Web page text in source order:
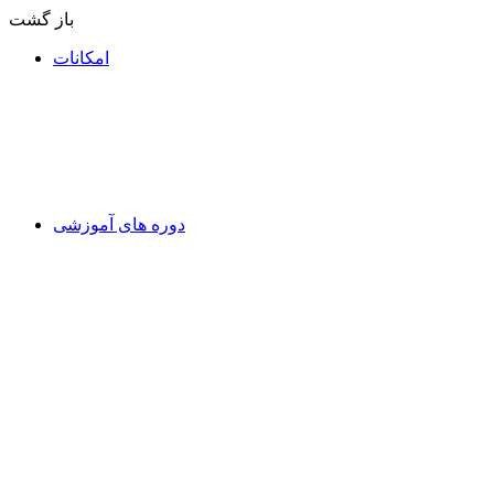
باز گشت
امکانات
دوره های آموزشی